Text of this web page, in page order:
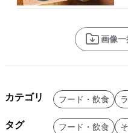
画像一
カテゴリ フード・飲食
タグ フード・飲食